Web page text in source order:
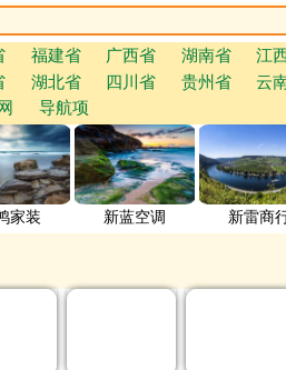
福建省 广西省 湖南省 江
湖北省 四川省 贵州省 云
导航项
家装 新蓝空调 新雷商